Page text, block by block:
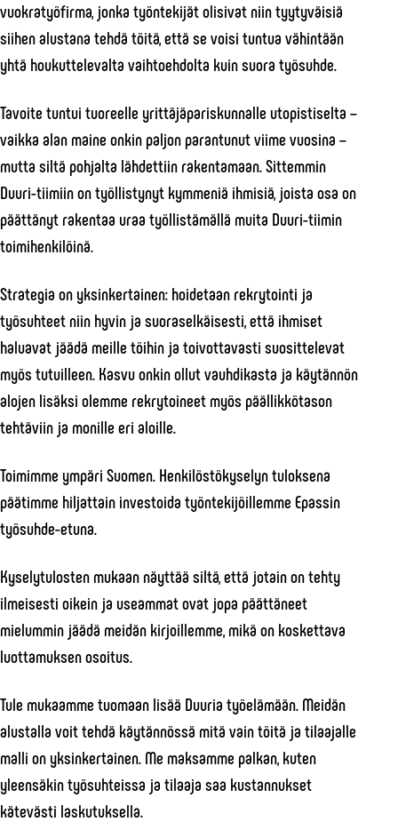
vuokratyöfirma, jonka työntekijät olisivat niin tyytyväisiä
siihen alustana tehdä töitä, että se voisi tuntua vähintään
yhtä houkuttelevalta vaihtoehdolta kuin suora työsuhde.
Tavoite tuntui tuoreelle yrittäjäpariskunnalle utopistiselta –
vaikka alan maine onkin paljon parantunut viime vuosina –
mutta siltä pohjalta lähdettiin rakentamaan. Sittemmin
Duuri-tiimiin on työllistynyt kymmeniä ihmisiä, joista osa on
päättänyt rakentaa uraa työllistämällä muita Duuri-tiimin
toimihenkilöinä.
Strategia on yksinkertainen: hoidetaan rekrytointi ja
työsuhteet niin hyvin ja suoraselkäisesti, että ihmiset
haluavat jäädä meille töihin ja toivottavasti suosittelevat
myös tutuilleen. Kasvu onkin ollut vauhdikasta ja käytännön
alojen lisäksi olemme rekrytoineet myös päällikkötason
tehtäviin ja monille eri aloille.
Toimimme ympäri Suomen. Henkilöstökyselyn tuloksena
päätimme hiljattain investoida työntekijöillemme Epassin
työsuhde-etuna.
Kyselytulosten mukaan näyttää siltä, että jotain on tehty
ilmeisesti oikein ja useammat ovat jopa päättäneet
mielummin jäädä meidän kirjoillemme, mikä on koskettava
luottamuksen osoitus.
Tule mukaamme tuomaan lisää Duuria työelämään. Meidän
alustalla voit tehdä käytännössä mitä vain töitä ja tilaajalle
malli on yksinkertainen. Me maksamme palkan, kuten
yleensäkin työsuhteissa ja tilaaja saa kustannukset
kätevästi laskutuksella.